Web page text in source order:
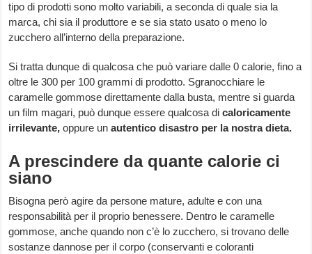
tipo di prodotti sono molto variabili, a seconda di quale sia la
marca, chi sia il produttore e se sia stato usato o meno lo
zucchero all’interno della preparazione.
Si tratta dunque di qualcosa che può variare dalle 0 calorie, fino a
oltre le 300 per 100 grammi di prodotto. Sgranocchiare le
caramelle gommose direttamente dalla busta, mentre si guarda
un film magari, può dunque essere qualcosa dicaloricamente
irrilevante,oppure unautentico disastro per la nostra dieta.
A prescindere da quante calorie ci
siano
Bisogna però agire da persone mature, adulte e con una
responsabilità per il proprio benessere. Dentro le caramelle
gommose, anche quando non c’è lo zucchero, si trovano delle
sostanze dannose per il corpo (conservanti e coloranti